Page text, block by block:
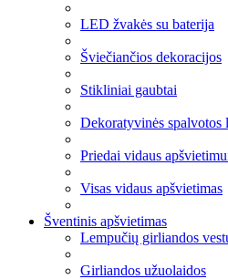
LED žvakės su baterija
Šviečiančios dekoracijos
Stikliniai gaubtai
Dekoratyvinės spalvotos
Priedai vidaus
Visas vidaus apšvietimas
Šventinis apšvietimas
Lempučių girliandos
Girliandos užuolaidos